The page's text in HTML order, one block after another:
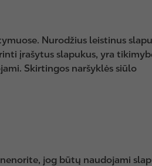
Nurodžius leistinus
įrašytus slapukus, yra
Skirtingos naršyklės siūlo
jog būtų naudojami